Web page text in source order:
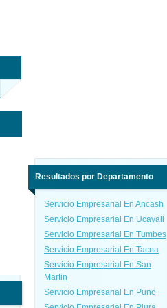
Resultados por Departamento
Servicio Empresarial En Ancash
Servicio Empresarial En Ucayali
Servicio Empresarial En Tumbes
Servicio Empresarial En Tacna
Servicio Empresarial En San
Martin
Servicio Empresarial En Puno